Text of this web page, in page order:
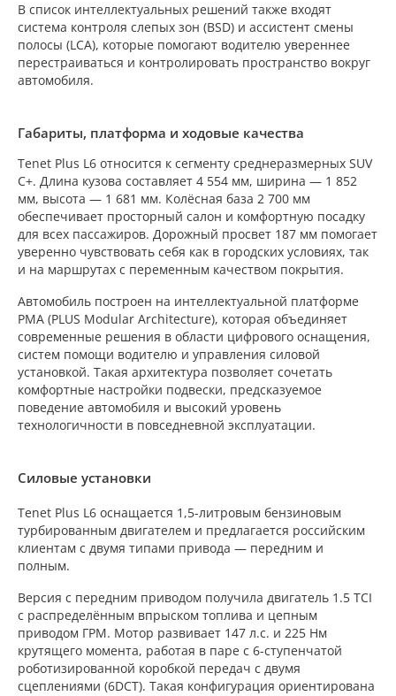
В список интеллектуальных решений также входят
система контроля слепых зон (BSD) и ассистент смены
полосы (LCA), которые помогают водителю увереннее
перестраиваться и контролировать пространство вокруг
автомобиля.
Габариты, платформа и ходовые качества
Tenet Plus L6 относится к сегменту среднеразмерных SUV
C+. Длина кузова составляет 4 554 мм, ширина — 1 852
мм, высота — 1 681 мм. Колёсная база 2 700 мм
обеспечивает просторный салон и комфортную посадку
для всех пассажиров. Дорожный просвет 187 мм помогает
уверенно чувствовать себя как в городских условиях, так
и на маршрутах с переменным качеством покрытия.
Автомобиль построен на интеллектуальной платформе
PMA (PLUS Modular Architecture), которая объединяет
современные решения в области цифрового оснащения,
систем помощи водителю и управления силовой
установкой. Такая архитектура позволяет сочетать
комфортные настройки подвески, предсказуемое
поведение автомобиля и высокий уровень
технологичности в повседневной эксплуатации.
Силовые установки
Tenet Plus L6 оснащается 1,5-литровым бензиновым
турбированным двигателем и предлагается российским
клиентам с двумя типами привода — передним и
полным.
Версия с передним приводом получила двигатель 1.5 TCI
с распределённым впрыском топлива и цепным
приводом ГРМ. Мотор развивает 147 л.с. и 225 Нм
крутящего момента, работая в паре с 6-ступенчатой
роботизированной коробкой передач с двумя
сцеплениями (6DCT). Такая конфигурация ориентирована